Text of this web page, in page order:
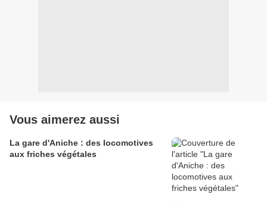
Vous aimerez aussi
La gare d'Aniche : des locomotives
aux friches végétales